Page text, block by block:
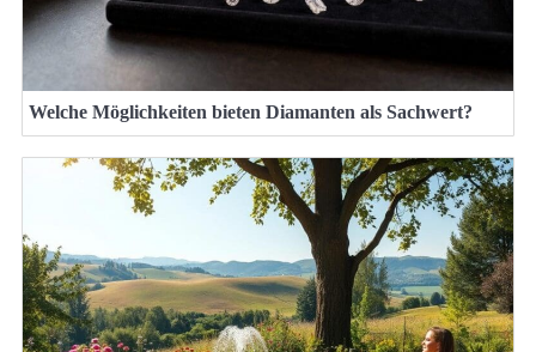
Welche Möglichkeiten bieten Diamanten als Sachwert?